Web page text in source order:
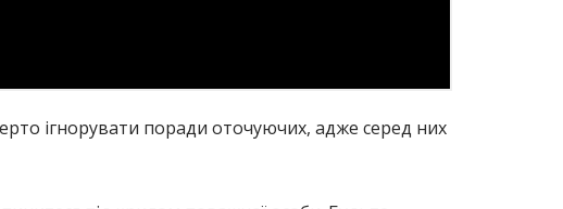
ігнорувати поради оточуючих, адже серед них